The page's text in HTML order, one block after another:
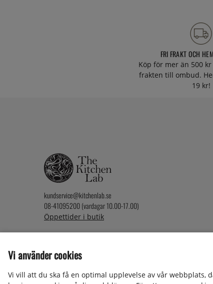
FRI FRAKT OCH
Köp för mer än 500
frakten till ombud.
19 kr!
kundservice@kitchenlab.se
08-41095200 (vardagar 10.00-17.00)
Öppettider i butik
2026 KitchenLab AB
Vi använder cookies
Vi vill att du ska få en optimal upplevelse av vår webbplats,